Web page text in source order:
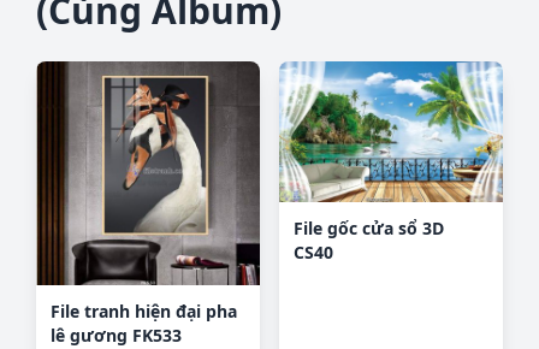
(Cùng Album)
File tranh hiện đại pha
lê gương FK533
File gốc cửa sổ 3D
CS40